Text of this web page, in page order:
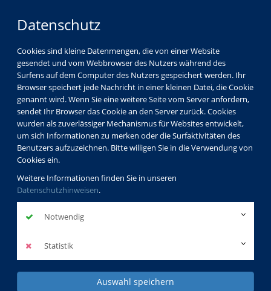
Datenschutz
Cookies sind kleine Datenmengen, die von einer Website
gesendet und vom Webbrowser des Nutzers während des
Surfens auf dem Computer des Nutzers gespeichert werden. Ihr
Browser speichert jede Nachricht in einer kleinen Datei, die Cookie
genannt wird. Wenn Sie eine weitere Seite vom Server anfordern,
sendet Ihr Browser das Cookie an den Server zurück. Cookies
wurden als zuverlässiger Mechanismus für Websites entwickelt,
um sich Informationen zu merken oder die Surfaktivitäten des
Benutzers aufzuzeichnen. Bitte willigen Sie in die Verwendung von
Cookies ein.
Weitere Informationen finden Sie in unseren
Datenschutzhinweisen.
Notwendig
Statistik
Auswahl speichern
Yogakurse für Jung und Alt